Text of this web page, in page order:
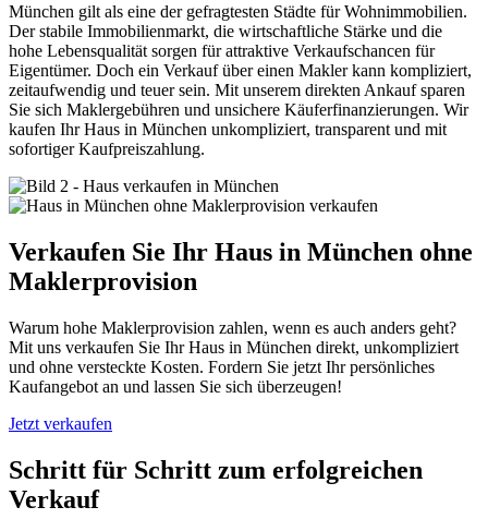
München gilt als eine der gefragtesten Städte für Wohnimmobilien.
Der stabile Immobilienmarkt, die wirtschaftliche Stärke und die
hohe Lebensqualität sorgen für attraktive Verkaufschancen für
Eigentümer. Doch ein Verkauf über einen Makler kann kompliziert,
zeitaufwendig und teuer sein. Mit unserem direkten Ankauf sparen
Sie sich Maklergebühren und unsichere Käuferfinanzierungen. Wir
kaufen Ihr Haus in München unkompliziert, transparent und mit
sofortiger Kaufpreiszahlung.
Verkaufen Sie Ihr Haus in München ohne
Maklerprovision
Warum hohe Maklerprovision zahlen, wenn es auch anders geht?
Mit uns verkaufen Sie Ihr Haus in München direkt, unkompliziert
und ohne versteckte Kosten. Fordern Sie jetzt Ihr persönliches
Kaufangebot an und lassen Sie sich überzeugen!
Jetzt verkaufen
Schritt für Schritt zum erfolgreichen
Verkauf